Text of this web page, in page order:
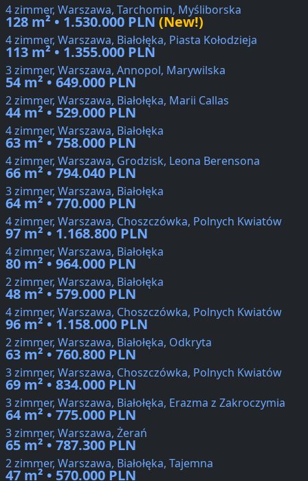
4 zimmer, Warszawa, Tarchomin, Myśliborska
128 m² • 1.530.000 PLN (New!)
4 zimmer, Warszawa, Białołęka, Piasta Kołodzieja
113 m² • 1.355.000 PLN
3 zimmer, Warszawa, Annopol, Marywilska
54 m² • 649.000 PLN
2 zimmer, Warszawa, Białołęka, Marii Callas
44 m² • 529.000 PLN
4 zimmer, Warszawa, Białołęka
63 m² • 758.000 PLN
4 zimmer, Warszawa, Grodzisk, Leona Berensona
66 m² • 794.040 PLN
3 zimmer, Warszawa, Białołęka
64 m² • 770.000 PLN
4 zimmer, Warszawa, Choszczówka, Polnych Kwiatów
97 m² • 1.168.800 PLN
4 zimmer, Warszawa, Białołęka
80 m² • 964.000 PLN
2 zimmer, Warszawa, Białołęka
48 m² • 579.000 PLN
4 zimmer, Warszawa, Choszczówka, Polnych Kwiatów
96 m² • 1.158.000 PLN
2 zimmer, Warszawa, Białołęka, Odkryta
63 m² • 760.800 PLN
3 zimmer, Warszawa, Choszczówka, Polnych Kwiatów
69 m² • 834.000 PLN
3 zimmer, Warszawa, Białołęka, Erazma z Zakroczymia
64 m² • 775.000 PLN
3 zimmer, Warszawa, Żerań
65 m² • 787.300 PLN
2 zimmer, Warszawa, Białołęka, Tajemna
47 m² • 570.000 PLN